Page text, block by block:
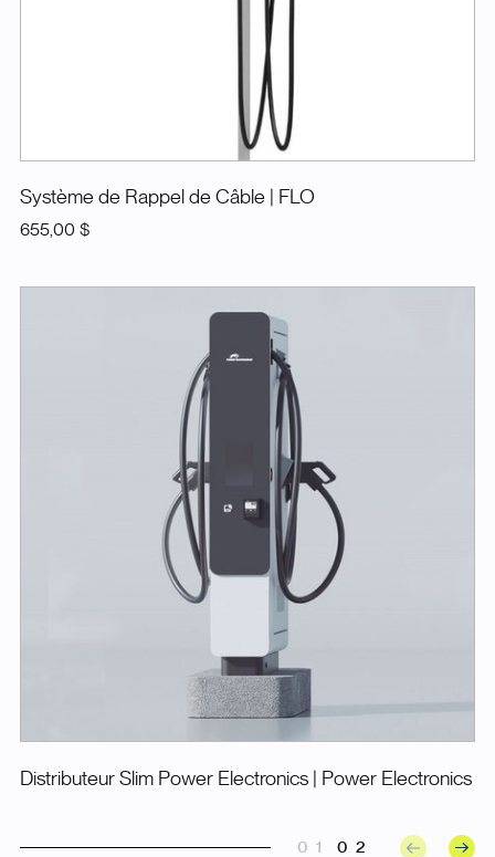
Système de Rappel de Câble | FLO
655,00 $
Distributeur Slim Power Electronics | Power Electronics
01 02